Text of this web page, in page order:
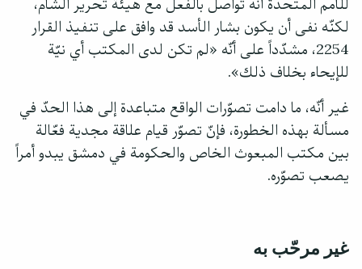
لكنّه نفى أن يكون بشار الأسد قد وافق على تنفيذ القرار
2254، مشدّداً على أنّه «لم تكن لدى المكتب أي نيّة
للإيحاء بخلاف ذلك».
غير أنّه، ما دامت تصوّرات الواقع متباعدة إلى هذا الحدّ في
مسألة بهذه الخطورة، فإنّ تصوّر قيام علاقة مجدية فعّالة
بين مكتب المبعوث الخاص والحكومة في دمشق يبدو أمراً
يصعب تصوّره.
غير مرحّب به